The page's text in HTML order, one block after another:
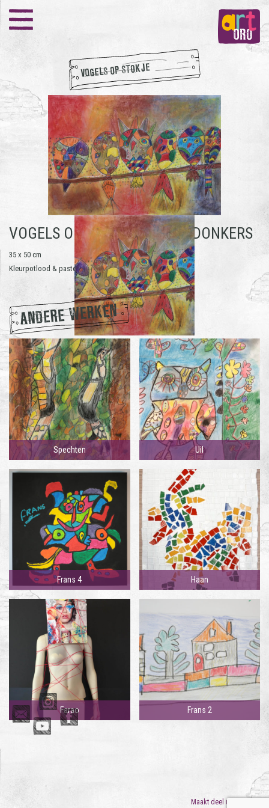
VOGELS OP STOKJE
VOGELS OP STOKJE -FRANS DONKERS
35 x 50 cm
Kleurpotlood & pastelkrijt op papier | 2019
ANDERE WERKEN
Spechten Uil
Frans 4 Haan
Farao Frans 2
Maakt deel uit van